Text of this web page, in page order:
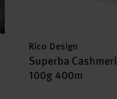
Hersteller:
Rico Design
Superba
100g 400m